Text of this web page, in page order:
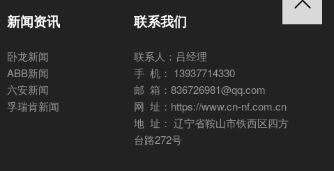
新闻资讯
卧龙新闻
ABB新闻
六安新闻
孚瑞肯新闻
联系我们
联系人：吕经理
手 机： 13937714330
邮 箱：836726981@qq.com
网 址：https://www.cn-nf.com.cn
地 址： 辽宁省鞍山市铁西区四方
台路272号